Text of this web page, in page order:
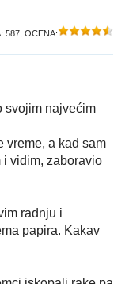
587 , OCENA:
svojim najvećim
vreme, a kad sam
i vidim, zaboravio
radnju i
papira. Kakav